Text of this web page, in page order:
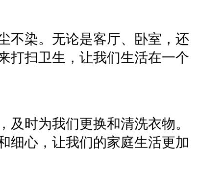
不染。无论是客厅、卧室，还
打扫卫生，让我们生活在一个
时为我们更换和清洗衣物。
细心，让我们的家庭生活更加